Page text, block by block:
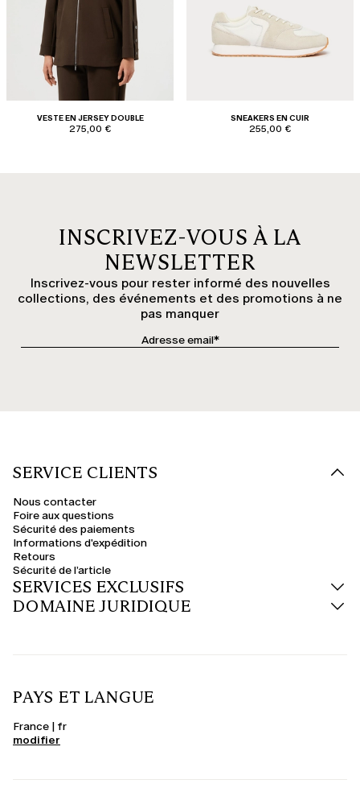
VESTE EN JERSEY DOUBLE
275,00 €
SNEAKERS EN CUIR
255,00 €
INSCRIVEZ-VOUS À LA
NEWSLETTER
Inscrivez-vous pour rester informé des nouvelles
collections, des événements et des promotions à ne
pas manquer
SERVICE CLIENTS
Nous contacter
Foire aux questions
Sécurité des paiements
Informations d'expédition
Retours
Sécurité de l’article
SERVICES EXCLUSIFS
DOMAINE JURIDIQUE
PAYS ET LANGUE
France | fr
modifier